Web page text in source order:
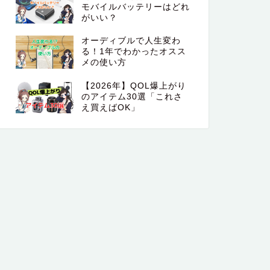
モバイルバッテリーはどれ
がいい？
オーディブルで人生変わ
る！1年でわかったオスス
メの使い方
【2026年】QOL爆上がり
のアイテム30選「これさ
え買えばOK」